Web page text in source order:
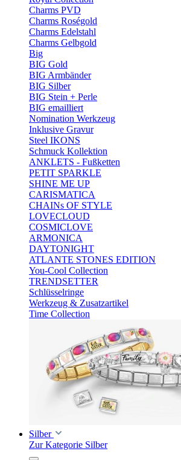
Charms PVD
Charms Roségold
Charms Edelstahl
Charms Gelbgold
Big
BIG Gold
BIG Armbänder
BIG Silber
BIG Stein + Perle
BIG emailliert
Nomination Werkzeug
Inklusive Gravur
Steel IKONS
Schmuck Kollektion
ANKLETS - Fußketten
PETIT SPARKLE
SHINE ME UP
CARISMATICA
CHAINs OF STYLE
LOVECLOUD
COSMICLOVE
ARMONICA
DAYTONIGHT
ATLANTE STONES EDITION
You-Cool Collection
TRENDSETTER
Schlüsselringe
Werkzeug & Zusatzartikel
Time Collection
Silber
Zur Kategorie Silber